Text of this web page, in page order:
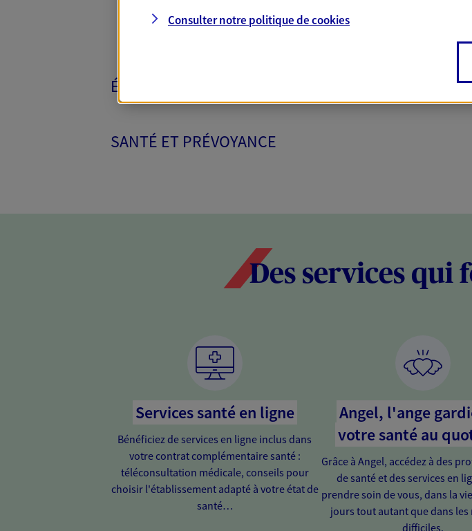
ÉPARGNE ET RETRAITE
SANTÉ ET PRÉVOYANCE
Des services qui
Services santé en ligne
Bénéficiez de services en ligne inclus dans
votre contrat complémentaire santé :
téléconsultation médicale, conseils pour
choisir l'établissement adapté à votre état de
santé…
Angel, l'ange
votre santé au
Grâce à Angel, accédez à des
de santé et des services en
prendre soin de vous, dans la
jours tout autant que dans les
difficiles.
Consulter notre politique decookies